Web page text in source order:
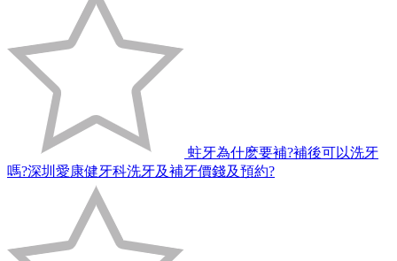
蛀牙為什麽要補?補後可以洗牙
嗎?深圳愛康健牙科洗牙及補牙價錢及預約?